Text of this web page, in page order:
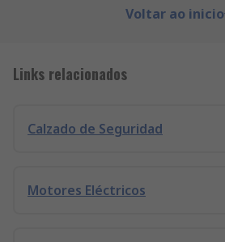
Voltar ao inicio
Links relacionados
Calzado de Seguridad
Motores Eléctricos